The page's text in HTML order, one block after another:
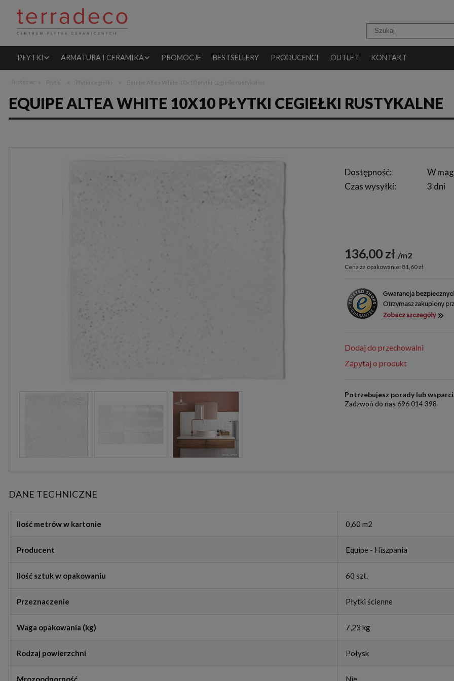
PŁYTKI ARMATURA I CERAMIKA PROMOCJE BESTSELLERY PRODUCENCI OUTLET KONTAKT
EQUIPE ALTEA WHITE 10X10 PŁYTKI CEGIEŁKI RUSTYKALNE
Dostępność:
W
Czas wysyłki:
3 dni
136,00 zł m2
Cena za opakowanie: 81,60 zł
Dodaj do przechowalni
Zapytaj o produkt
Potrzebujesz porady lub
Zadzwoń do nas 696 014 398
DANE TECHNICZNE
Ilość metrów w kartonie 0,60 m2
Producent Equipe - Hiszpania
Ilość sztuk w opakowaniu 60 szt.
Przeznaczenie Płytki ścienne
Waga opakowania (kg) 7,23 kg
Rodzaj powierzchni Połysk